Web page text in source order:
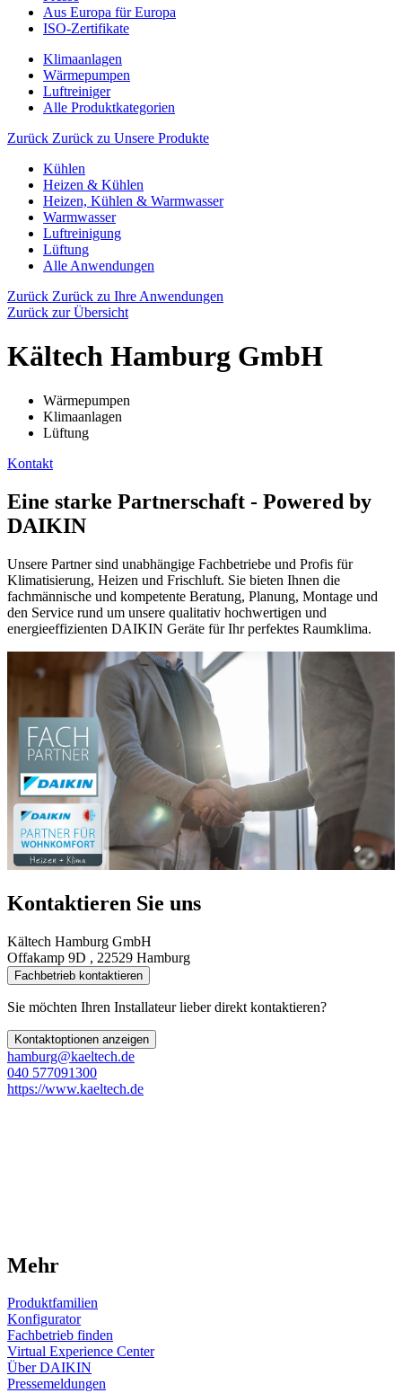
Aus Europa für Europa
ISO-Zertifikate
Klimaanlagen
Wärmepumpen
Luftreiniger
Alle Produktkategorien
Zurück Zurück zu Unsere Produkte
Kühlen
Heizen & Kühlen
Heizen, Kühlen & Warmwasser
Warmwasser
Luftreinigung
Lüftung
Alle Anwendungen
Zurück Zurück zu Ihre Anwendungen
Zurück zur Übersicht
Kältech Hamburg GmbH
Wärmepumpen
Klimaanlagen
Lüftung
Kontakt
Eine starke Partnerschaft - Powered by
DAIKIN
Unsere Partner sind unabhängige Fachbetriebe und Profis für
Klimatisierung, Heizen und Frischluft. Sie bieten Ihnen die
fachmännische und kompetente Beratung, Planung, Montage und
den Service rund um unsere qualitativ hochwertigen und
energieeffizienten DAIKIN Geräte für Ihr perfektes Raumklima.
Kontaktieren Sie uns
Kältech Hamburg GmbH
Offakamp 9D , 22529 Hamburg
Fachbetrieb kontaktieren
Sie möchten Ihren Installateur lieber direkt kontaktieren?
Kontaktoptionen anzeigen
hamburg@kaeltech.de
040 577091300
https://www.kaeltech.de
Mehr
Produktfamilien
Konfigurator
Fachbetrieb finden
Virtual Experience Center
Über DAIKIN
Pressemeldungen